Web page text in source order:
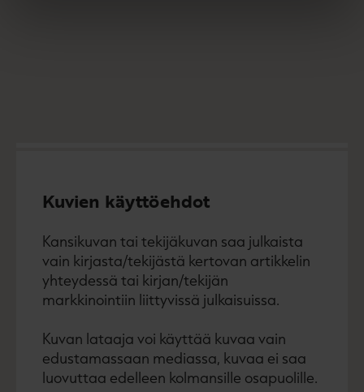
Kuvien käyttöehdot
Kansikuvan tai tekijäkuvan saa julkaista
vain kirjasta/tekijästä kertovan artikkelin
yhteydessä tai kirjan/tekijän
markkinointiin liittyvissä julkaisuissa.
Kuvan lataaja voi käyttää kuvaa vain
edustamassaan mediassa, kuvaa ei saa
luovuttaa edelleen kolmansille osapuolille.